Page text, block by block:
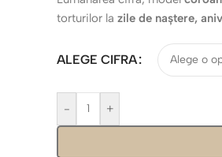
torturilor la zile de naștere,
ALEGE CIFRA
- +